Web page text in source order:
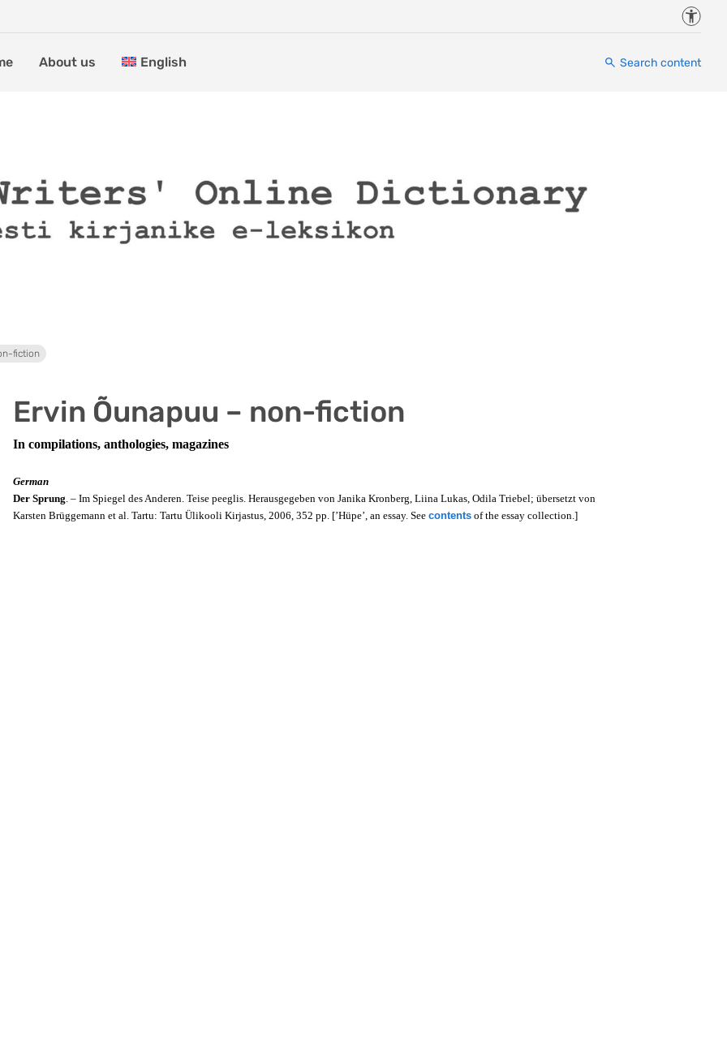
About us English Search content
fiction
Ervin Õunapuu – non-fiction
In compilations, anthologies, magazines
German
Der Sprung. – Im Spiegel des Anderen. Teise peeglis. Herausgegeben von Janika Kronberg, Liina Lukas, Odila Triebel; übersetzt von
Karsten Brüggemann et al. Tartu: Tartu Ülikooli Kirjastus, 2006, 352 pp. [’Hüpe’, an essay. See contents of the essay collection.]